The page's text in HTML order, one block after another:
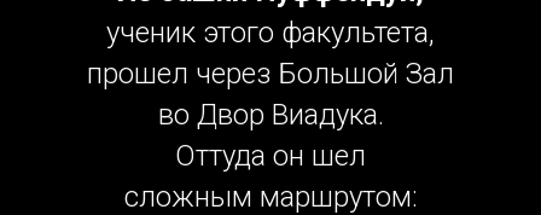
ученик этого факультета,
прошел через Большой Зал
во Двор Виадука.
Оттуда он шел
сложным маршрутом: